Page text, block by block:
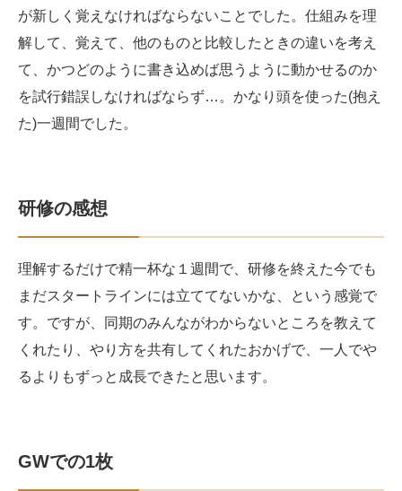
が新しく覚えなければならないことでした。仕組みを理
解して、覚えて、他のものと比較したときの違いを考え
て、かつどのように書き込めば思うように動かせるのか
を試行錯誤しなければならず…。かなり頭を使った(抱え
た)一週間でした。
研修の感想
理解するだけで精一杯な１週間で、研修を終えた今でも
まだスタートラインには立ててないかな、という感覚で
す。ですが、同期のみんながわからないところを教えて
くれたり、やり方を共有してくれたおかげで、一人でや
るよりもずっと成長できたと思います。
GWでの1枚